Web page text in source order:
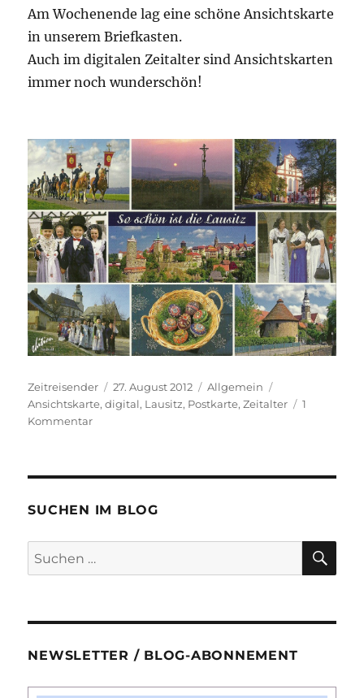
Am Wochenende lag eine schöne Ansichtskarte
in unserem Briefkasten.
Auch im digitalen Zeitalter sind Ansichtskarten
immer noch wunderschön!
Autor
Zeitreisender
Veröffentlicht
am
27. August 2012 Kategorien
Allgemein
Ansichtskarte,digital, Lausitz, Postkarte,Zeitalter
1
Kommentarzu
SUCHEN IM BLOG
Suchen
nach:
NEWSLETTER / BLOG-ABONNEMENT